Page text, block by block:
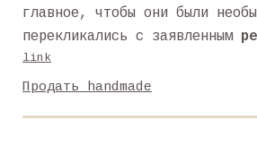
главное, чтобы они были
перекликались с заявленным
link
Продать handmade